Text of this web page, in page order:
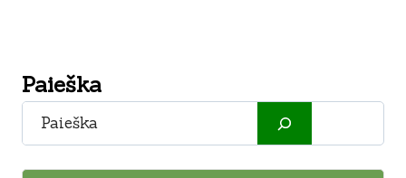
Paieška
Paieška